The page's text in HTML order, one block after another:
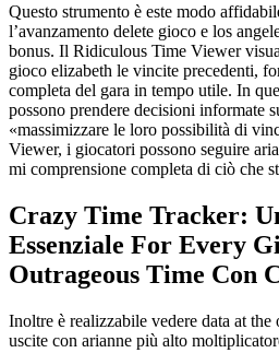
Questo strumento è este modo
l’avanzamento delete gioco e los
bonus. Il Ridiculous Time Viewer
gioco elizabeth le vincite precedenti,
completa del gara in tempo utile. In
possono prendere decisioni informate
«massimizzare le loro possibilità di
Viewer, i giocatori possono seguire
mi comprensione completa di ciò che
Crazy Time Tracker:
Essenziale For Every
Outrageous Time Con
Inoltre è realizzabile vedere data at the
uscite con arianne più alto